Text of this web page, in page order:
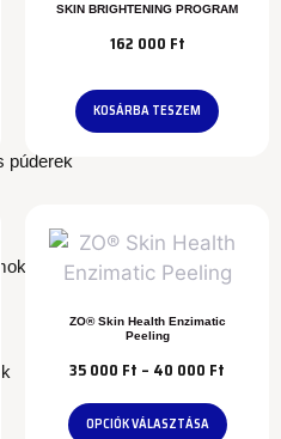
púderek
SKIN BRIGHTENING PROGRAM
162 000 Ft
KOSÁRBA TESZEM
ZO® Skin Health Enzimatic
Peeling
35 000 Ft – 40 000 Ft
OPCIÓK VÁLASZTÁSA